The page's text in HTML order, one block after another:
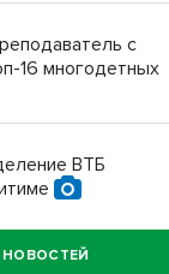
с
16 многодетных
ВТБ